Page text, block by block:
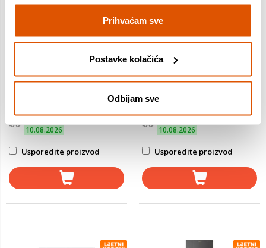
Prihvaćam sve
Postavke kolačića
Odbijam sve
ciklus): 6.5 l
Povrat robe moguć unutar 14
10.08.2026
Usporedite proizvod
Pranje u pari: Ne
deterdženta: Ne
Dubina: 46.7 cm
Povrat robe moguć unutar 14
10.08.2026
Usporedite proizvod